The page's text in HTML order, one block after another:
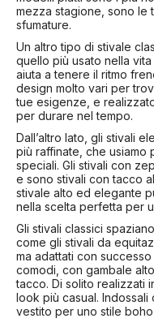
mezza stagione, sono le
sfumature.
Un altro tipo di stivale
quello più usato nella
aiuta a tenere il ritmo
design molto vari per
tue esigenze, e
per durare nel tempo.
Dall’altro lato, gli stivali
più raffinate, che usiamo
speciali. Gli stivali con
e sono stivali con tacco
stivale alto ed elegante
nella scelta perfetta per
Gli stivali classici
come gli stivali da
ma adattati con
comodi, con gambale
tacco. Di solito realizzati
look più casual.
vestito per uno stile